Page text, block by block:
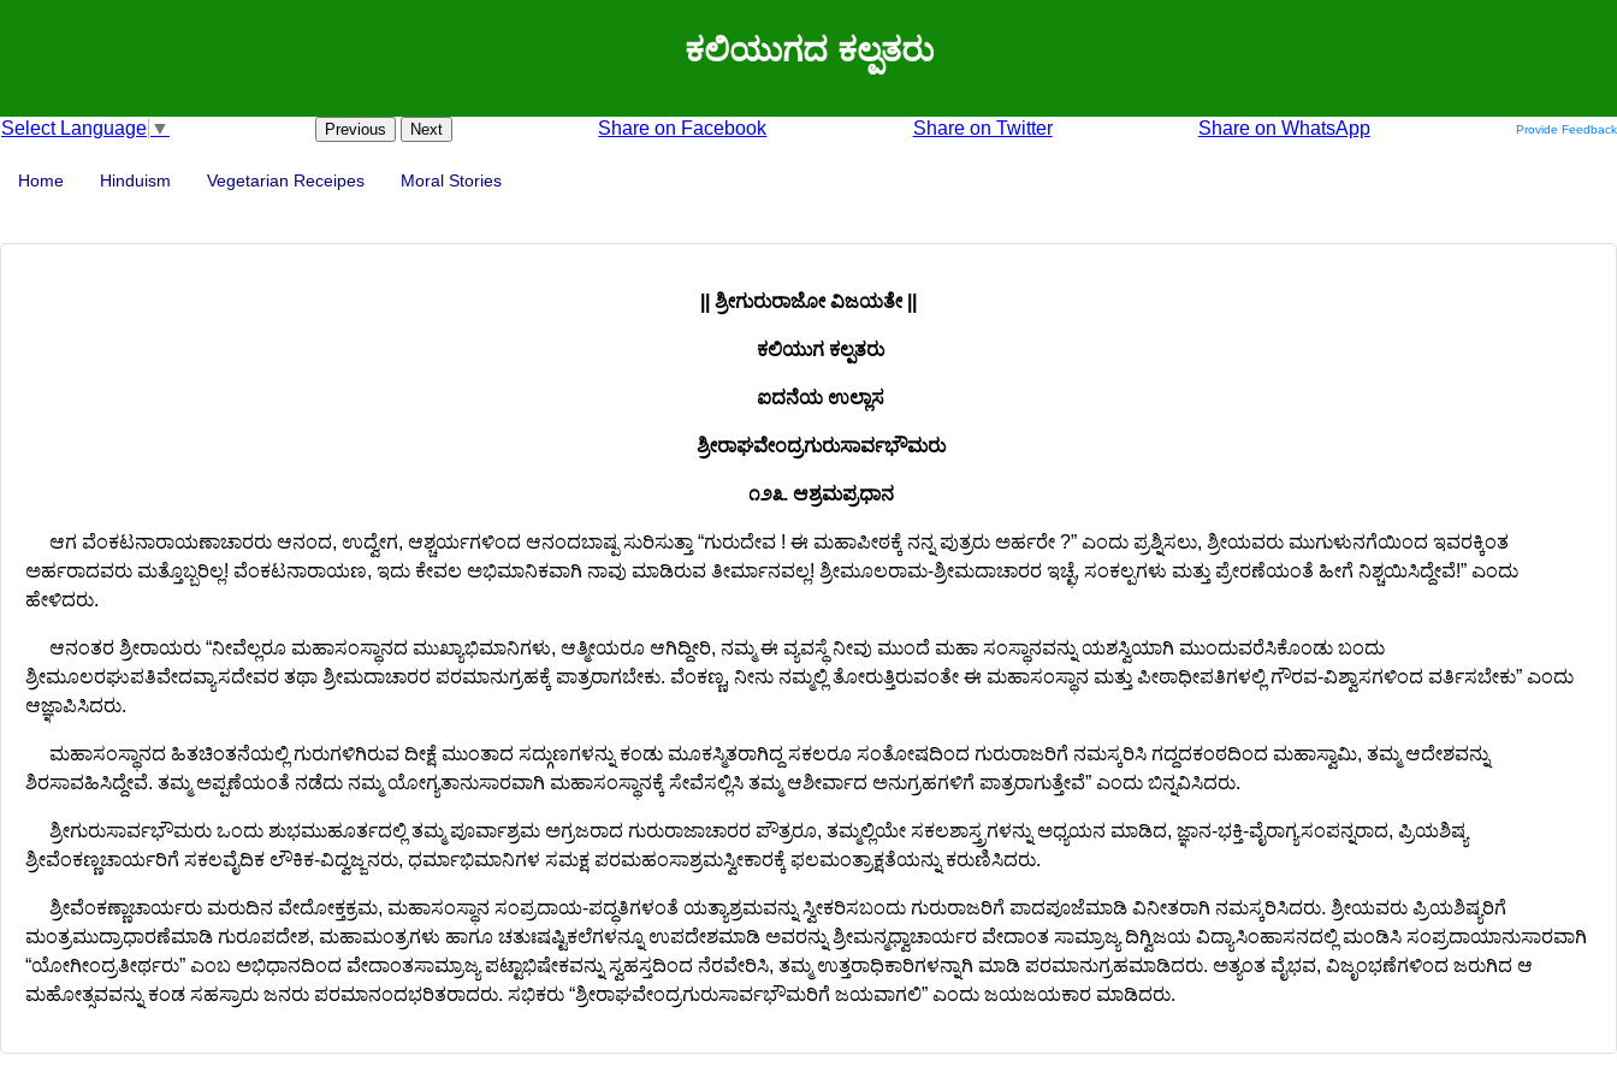
ಕಲಿಯುಗದ ಕಲ್ಪತರು
Select Language ▼ Previous Next Share on Facebook Share on Twitter Share on WhatsApp Provide Feedback
Home Hinduism Vegetarian Receipes Moral Stories
|| ಶ್ರೀಗುರುರಾಜೋ ವಿಜಯತೇ ||
ಕಲಿಯುಗ ಕಲ್ಪತರು
ಐದನೆಯ ಉಲ್ಲಾಸ
ಶ್ರೀರಾಘವೇಂದ್ರಗುರುಸಾರ್ವಭೌಮರು
೧೨೩. ಆಶ್ರಮಪ್ರಧಾನ
ಆಗ ವೆಂಕಟನಾರಾಯಣಾಚಾರರು ಆನಂದ, ಉದ್ವೇಗ, ಆಶ್ಚರ್ಯಗಳಿಂದ ಆನಂದಬಾಷ್ಪ ಸುರಿಸುತ್ತಾ “ಗುರುದೇವ ! ಈ ಮಹಾಪೀಠಕ್ಕೆ ನನ್ನ ಪುತ್ರರು ಅರ್ಹರೇ ?” ಎಂದು ಪ್ರಶ್ನಿಸಲು, ಶ್ರೀಯವರು ಮುಗುಳುನಗೆಯಿಂದ ಇವರಕ್ಕಿಂತ
ಅರ್ಹರಾದವರು ಮತ್ತೊಬ್ಬರಿಲ್ಲ! ವೆಂಕಟನಾರಾಯಣ, ಇದು ಕೇವಲ ಅಭಿಮಾನಿಕವಾಗಿ ನಾವು ಮಾಡಿರುವ ತೀರ್ಮಾನವಲ್ಲ! ಶ್ರೀಮೂಲರಾಮ-ಶ್ರೀಮದಾಚಾರರ ಇಚ್ಛೆ, ಸಂಕಲ್ಪಗಳು ಮತ್ತು ಪ್ರೇರಣೆಯಂತೆ ಹೀಗೆ ನಿಶ್ಚಯಿಸಿದ್ದೇವೆ!” ಎಂದು
ಹೇಳಿದರು.
ಆನಂತರ ಶ್ರೀರಾಯರು “ನೀವೆಲ್ಲರೂ ಮಹಾಸಂಸ್ಥಾನದ ಮುಖ್ಯಾಭಿಮಾನಿಗಳು, ಆತ್ಮೀಯರೂ ಆಗಿದ್ದೀರಿ, ನಮ್ಮ ಈ ವ್ಯವಸ್ಥೆ ನೀವು ಮುಂದೆ ಮಹಾ ಸಂಸ್ಥಾನವನ್ನು ಯಶಸ್ವಿಯಾಗಿ ಮುಂದುವರೆಸಿಕೊಂಡು ಬಂದು
ಶ್ರೀಮೂಲರಘುಪತಿವೇದವ್ಯಾಸದೇವರ ತಥಾ ಶ್ರೀಮದಾಚಾರರ ಪರಮಾನುಗ್ರಹಕ್ಕೆ ಪಾತ್ರರಾಗಬೇಕು. ವೆಂಕಣ್ಣ, ನೀನು ನಮ್ಮಲ್ಲಿ ತೋರುತ್ತಿರುವಂತೇ ಈ ಮಹಾಸಂಸ್ಥಾನ ಮತ್ತು ಪೀಠಾಧೀಪತಿಗಳಲ್ಲಿ ಗೌರವ-ವಿಶ್ವಾಸಗಳಿಂದ ವರ್ತಿಸಬೇಕು” ಎಂದು
ಆಜ್ಞಾಪಿಸಿದರು.
ಮಹಾಸಂಸ್ಥಾನದ ಹಿತಚಿಂತನೆಯಲ್ಲಿ ಗುರುಗಳಿಗಿರುವ ದೀಕ್ಷೆ ಮುಂತಾದ ಸದ್ಗುಣಗಳನ್ನು ಕಂಡು ಮೂಕಸ್ಮಿತರಾಗಿದ್ದ ಸಕಲರೂ ಸಂತೋಷದಿಂದ ಗುರುರಾಜರಿಗೆ ನಮಸ್ಕರಿಸಿ ಗದ್ದದಕಂಠದಿಂದ ಮಹಾಸ್ವಾಮಿ, ತಮ್ಮ ಆದೇಶವನ್ನು
ಶಿರಸಾವಹಿಸಿದ್ದೇವೆ. ತಮ್ಮ ಅಪ್ಪಣೆಯಂತೆ ನಡೆದು ನಮ್ಮ ಯೋಗ್ಯತಾನುಸಾರವಾಗಿ ಮಹಾಸಂಸ್ಥಾನಕ್ಕೆ ಸೇವೆಸಲ್ಲಿಸಿ ತಮ್ಮ ಆಶೀರ್ವಾದ ಅನುಗ್ರಹಗಳಿಗೆ ಪಾತ್ರರಾಗುತ್ತೇವೆ” ಎಂದು ಬಿನ್ನವಿಸಿದರು.
ಶ್ರೀಗುರುಸಾರ್ವಭೌಮರು ಒಂದು ಶುಭಮುಹೂರ್ತದಲ್ಲಿ ತಮ್ಮ ಪೂರ್ವಾಶ್ರಮ ಅಗ್ರಜರಾದ ಗುರುರಾಜಾಚಾರರ ಪೌತ್ರರೂ, ತಮ್ಮಲ್ಲಿಯೇ ಸಕಲಶಾಸ್ತ್ರಗಳನ್ನು ಅಧ್ಯಯನ ಮಾಡಿದ, ಜ್ಞಾನ-ಭಕ್ತಿ-ವೈರಾಗ್ಯಸಂಪನ್ನರಾದ, ಪ್ರಿಯಶಿಷ್ಯ
ಶ್ರೀವೆಂಕಣ್ಣಚಾರ್ಯರಿಗೆ ಸಕಲವೈದಿಕ ಲೌಕಿಕ-ವಿದ್ವಜ್ಜನರು, ಧರ್ಮಾಭಿಮಾನಿಗಳ ಸಮಕ್ಷ ಪರಮಹಂಸಾಶ್ರಮಸ್ವೀಕಾರಕ್ಕೆ ಫಲಮಂತ್ರಾಕ್ಷತೆಯನ್ನು ಕರುಣಿಸಿದರು.
ಶ್ರೀವೆಂಕಣ್ಣಾಚಾರ್ಯರು ಮರುದಿನ ವೇದೋಕ್ತಕ್ರಮ, ಮಹಾಸಂಸ್ಥಾನ ಸಂಪ್ರದಾಯ-ಪದ್ಧತಿಗಳಂತೆ ಯತ್ಯಾಶ್ರಮವನ್ನು ಸ್ವೀಕರಿಸಬಂದು ಗುರುರಾಜರಿಗೆ ಪಾದಪೂಜೆಮಾಡಿ ವಿನೀತರಾಗಿ ನಮಸ್ಕರಿಸಿದರು. ಶ್ರೀಯವರು ಪ್ರಿಯಶಿಷ್ಯರಿಗೆ
ಮಂತ್ರಮುದ್ರಾಧಾರಣೆಮಾಡಿ ಗುರೂಪದೇಶ, ಮಹಾಮಂತ್ರಗಳು ಹಾಗೂ ಚತುಃಷಷ್ಟಿಕಲೆಗಳನ್ನೂ ಉಪದೇಶಮಾಡಿ ಅವರನ್ನು ಶ್ರೀಮನ್ಮಧ್ವಾಚಾರ್ಯರ ವೇದಾಂತ ಸಾಮ್ರಾಜ್ಯ ದಿಗ್ವಿಜಯ ವಿದ್ಯಾಸಿಂಹಾಸನದಲ್ಲಿ ಮಂಡಿಸಿ ಸಂಪ್ರದಾಯಾನುಸಾರವಾಗಿ
“ಯೋಗೀಂದ್ರತೀರ್ಥರು” ಎಂಬ ಅಭಿಧಾನದಿಂದ ವೇದಾಂತಸಾಮ್ರಾಜ್ಯ ಪಟ್ಟಾಭಿಷೇಕವನ್ನು ಸ್ವಹಸ್ತದಿಂದ ನೆರವೇರಿಸಿ, ತಮ್ಮ ಉತ್ತರಾಧಿಕಾರಿಗಳನ್ನಾಗಿ ಮಾಡಿ ಪರಮಾನುಗ್ರಹಮಾಡಿದರು. ಅತ್ಯಂತ ವೈಭವ, ವಿಜೃಂಭಣೆಗಳಿಂದ ಜರುಗಿದ ಆ
ಮಹೋತ್ಸವವನ್ನು ಕಂಡ ಸಹಸ್ರಾರು ಜನರು ಪರಮಾನಂದಭರಿತರಾದರು. ಸಭಿಕರು “ಶ್ರೀರಾಘವೇಂದ್ರಗುರುಸಾರ್ವಭೌಮರಿಗೆ ಜಯವಾಗಲಿ” ಎಂದು ಜಯಜಯಕಾರ ಮಾಡಿದರು.